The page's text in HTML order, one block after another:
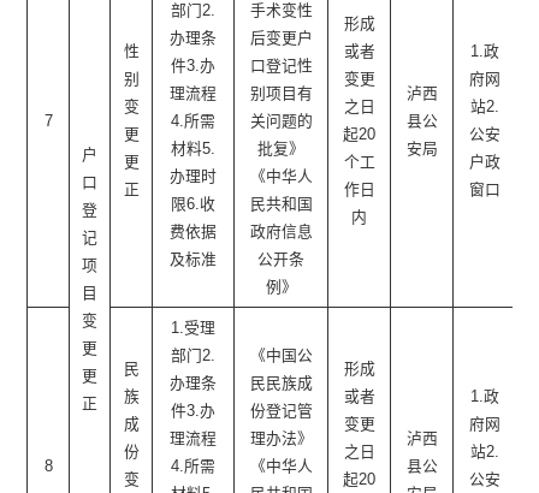
7
户
口
登
记
项
目
变
更
更
正
性
别
变
更
更
正
部门2.
办理条
件3.办
理流程
4.所需
材料5.
办理时
限6.收
费依据
及标准
手术变性
后变更户
口登记性
别项目有
关问题的
批复》
《中华人
民共和国
政府信息
公开条
例》
形成
或者
变更
之日
起20
个工
作日
内
泸西
县公
安局
1.政
府网
站2.
公安
户政
窗口
8
民
族
成
份
变
1.受理
部门2.
办理条
件3.办
理流程
4.所需
《中国公
民民族成
份登记管
理办法》
《中华人
形成
或者
变更
之日
起20
泸西
县公
1.政
府网
站2.
公安